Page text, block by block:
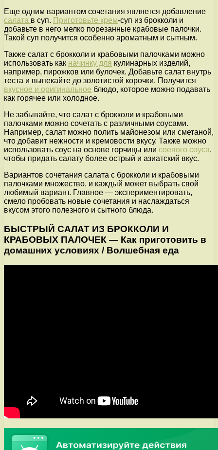
Еще одним вариантом сочетания является добавление
салата в суп. Приготовьте крем-суп из брокколи и
добавьте в него мелко порезанные крабовые палочки.
Такой суп получится особенно ароматным и сытным.
Также салат с брокколи и крабовыми палочками можно
использовать как начинку для кулинарных изделий,
например, пирожков или булочек. Добавьте салат внутрь
теста и выпекайте до золотистой корочки. Получится
вкусное и оригинальное блюдо, которое можно подавать
как горячее или холодное.
Не забывайте, что салат с брокколи и крабовыми
палочками можно сочетать с различными соусами.
Например, салат можно полить майонезом или сметаной,
что добавит нежности и кремовости вкусу. Также можно
использовать соус на основе горчицы или соевого соуса,
чтобы придать салату более острый и азиатский вкус.
Вариантов сочетания салата с брокколи и крабовыми
палочками множество, и каждый может выбрать свой
любимый вариант. Главное — экспериментировать,
смело пробовать новые сочетания и наслаждаться
вкусом этого полезного и сытного блюда.
БЫСТРЫЙ САЛАТ ИЗ БРОККОЛИ И
КРАБОВЫХ ПАЛОЧЕК — Как приготовить в
домашних условиях / Волшебная еда